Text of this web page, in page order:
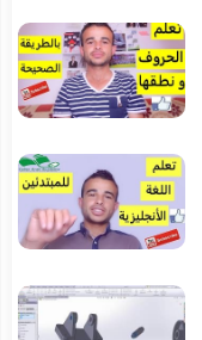
3:39
3:27
4:29